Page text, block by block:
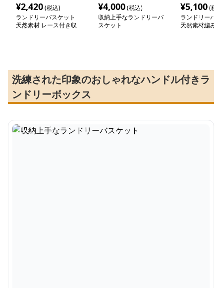
¥2,420(税込)
ランドリーバスケット
天然素材 レース付き収
¥4,000(税込)
収納上手なランドリーバ
スケット
¥5,100(税
ランドリーバ
天然素材編み
洗練された印象のおしゃれなハンドル付きラ
ンドリーボックス